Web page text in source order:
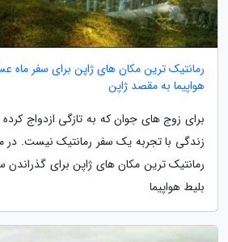
رمانتیک ترین مکان های ژاپن برای سفر ماه
هواپیما به مقصد ژاپن
برای زوج های جوان که به تازگی ازدواج
زندگی با تجربه یک سفر رمانتیک نیست. در
رمانتیک ترین مکان های ژاپن برای
بلیط هواپیما